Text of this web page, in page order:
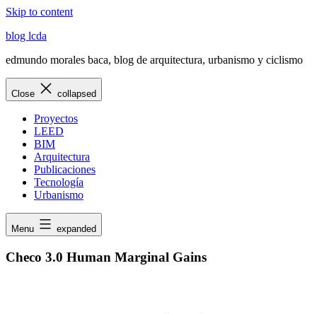
Skip to content
blog lcda
edmundo morales baca, blog de arquitectura, urbanismo y ciclismo
Close collapsed
Proyectos
LEED
BIM
Arquitectura
Publicaciones
Tecnología
Urbanismo
Menu expanded
Checo 3.0 Human Marginal Gains